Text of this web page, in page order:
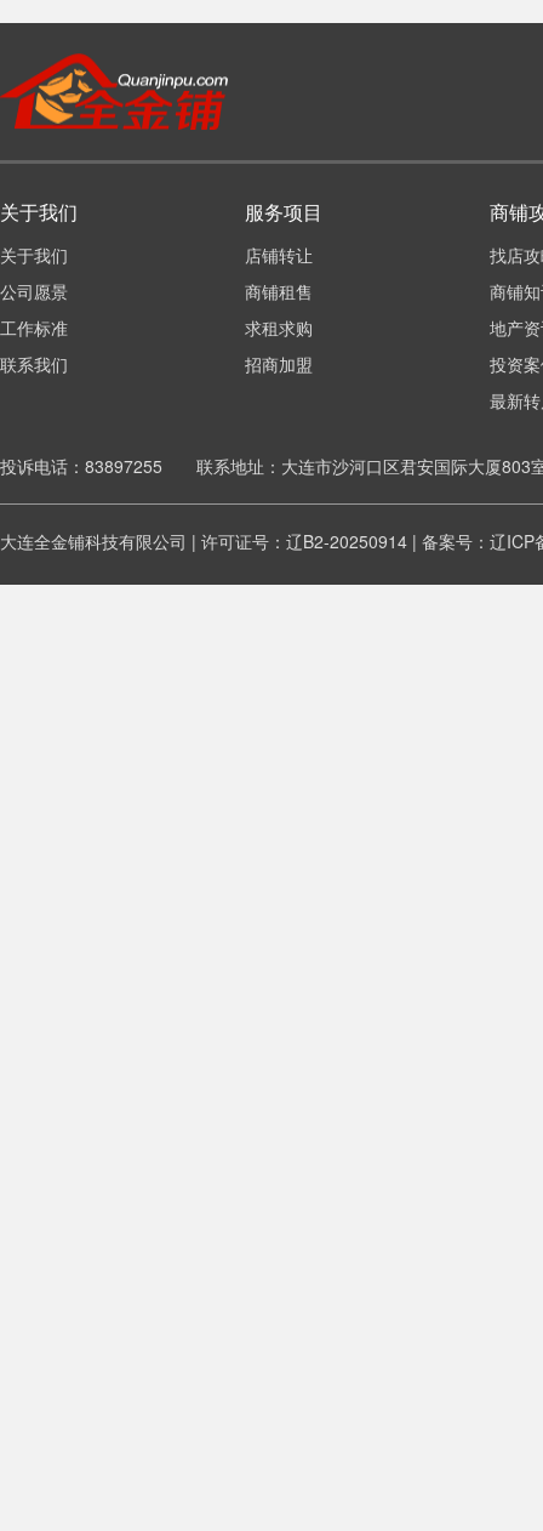
关于我们
关于我们
公司愿景
工作标准
联系我们
服务项目
店铺转让
商铺租售
求租求购
招商加盟
商铺
找店
商铺
地产
投资
最新
投诉电话：83897255 联系地址：大连市沙河口区君安国际大厦803
大连全金铺科技有限公司 | 许可证号：辽B2-20250914 | 备案号： 辽ICP